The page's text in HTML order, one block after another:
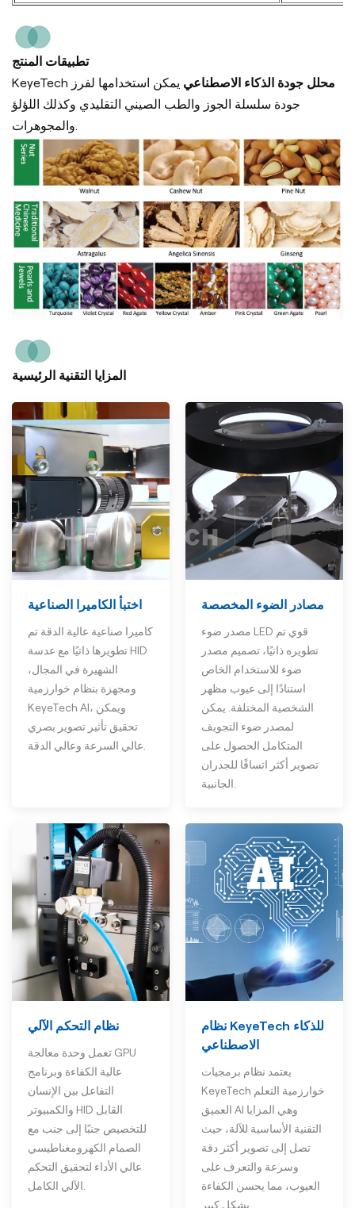
تطبيقات المنتج
KeyeTech
محلل جودة الذكاء الاصطناعي يمكن استخدامها لفرز
جودة سلسلة الجوز والطب الصيني التقليدي وكذلك اللؤلؤ
والمجوهرات.
المزايا التقنية الرئيسية
اختبأ الكاميرا الصناعية
كاميرا صناعية عالية الدقة تم
تطويرها ذاتيًا مع عدسة HID
الشهيرة في المجال،
ومجهزة بنظام خوارزمية
KeyeTech AI، ويمكن
تحقيق تأثير تصوير بصري
مصادر الضوء المخصصة
مصدر ضوء LED قوي تم
تطويره ذاتيًا، تصميم مصدر
ضوء للاستخدام الخاص
استنادًا إلى عيوب مظهر
الشخصية المختلفة. يمكن
لمصدر ضوء التجويف
المتكامل الحصول على
تصوير أكثر اتساقًا للجدران
الجانبية.
نظام التحكم الآلي
تعمل وحدة معالجة GPU
عالية الكفاءة وبرنامج
التفاعل بين الإنسان
والكمبيوتر HID القابل
للتخصيص جنبًا إلى جنب مع
الصمام الكهرومغناطيسي
عالي الأداء لتحقيق التحكم
نظام KeyeTech للذكاء
الاصطناعي
يعتمد نظام برمجيات
KeyeTech خوارزمية التعلم
العميق AI وهي المزايا
التقنية الأساسية للآلة، حيث
تصل إلى تصوير أكثر دقة
وسرعة والتعرف على
العيوب، مما يحسن الكفاءة